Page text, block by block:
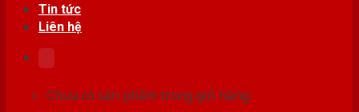
Tin tức
Liên hệ
Chưa có sản phẩm trong giỏ hàng.